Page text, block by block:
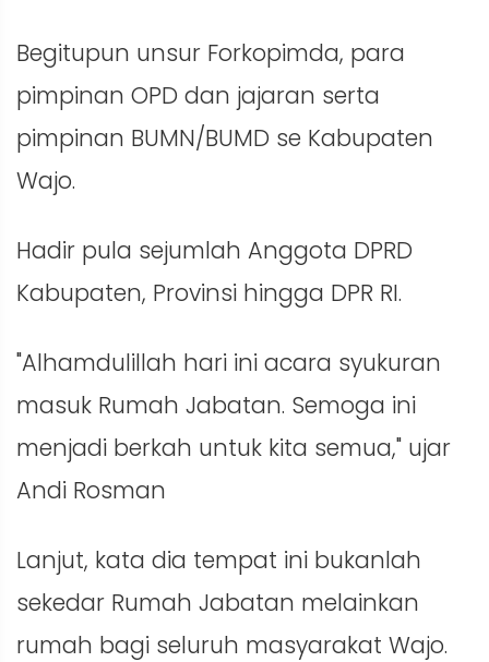
Begitupun unsur Forkopimda, para
pimpinan OPD dan jajaran serta
pimpinan BUMN/BUMD se Kabupaten
Wajo.
Hadir pula sejumlah Anggota DPRD
Kabupaten, Provinsi hingga DPR RI.
"Alhamdulillah hari ini acara syukuran
masuk Rumah Jabatan. Semoga ini
menjadi berkah untuk kita semua," ujar
Andi Rosman
Lanjut, kata dia tempat ini bukanlah
sekedar Rumah Jabatan melainkan
rumah bagi seluruh masyarakat Wajo.